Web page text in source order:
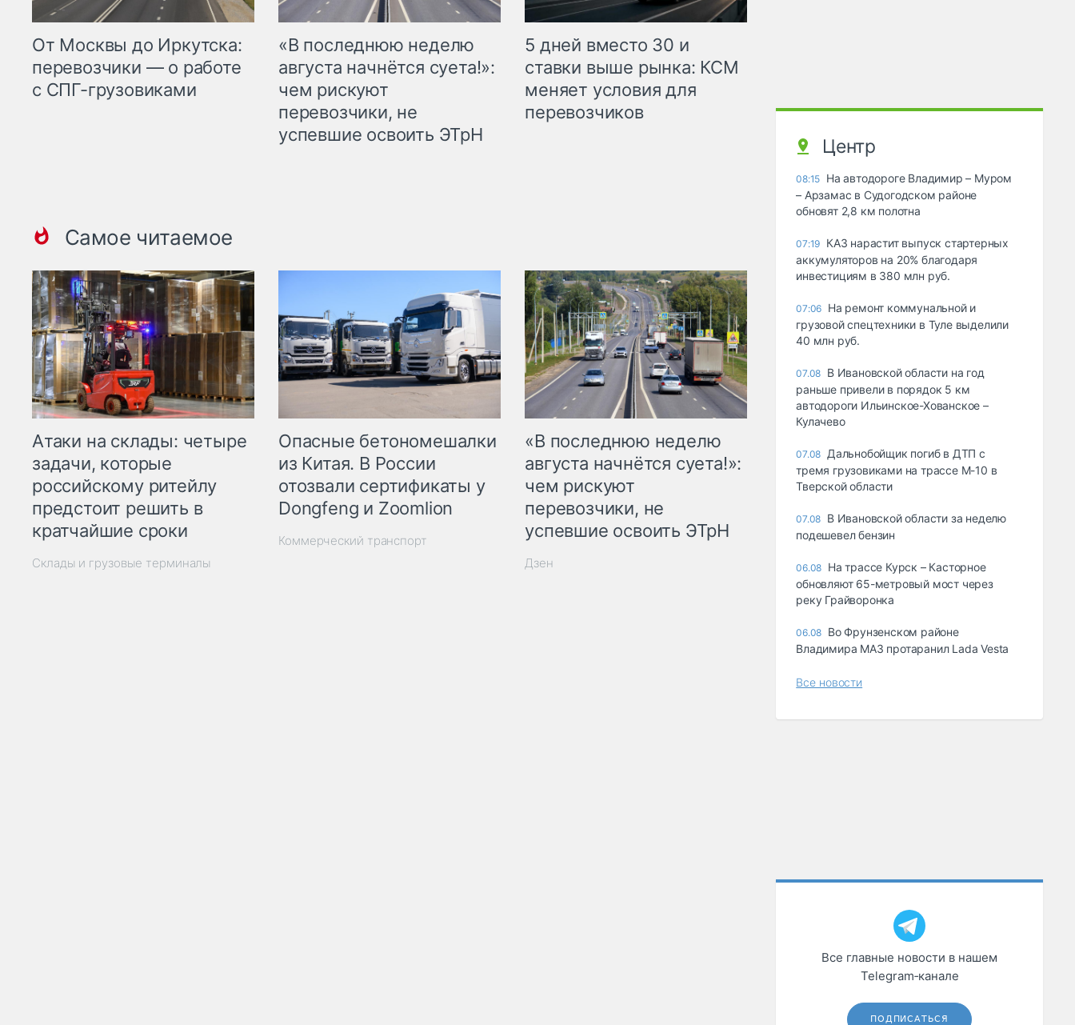
От Москвы до Иркутска:
перевозчики — о работе
с СПГ-грузовиками
«В последнюю неделю
августа начнётся суета!»:
чем рискуют
перевозчики, не
успевшие освоить ЭТрН
5 дней вместо 30 и
ставки выше рынка: КСМ
меняет условия для
перевозчиков
Самое читаемое
Атаки на склады: четыре
задачи, которые
российскому ритейлу
предстоит решить в
кратчайшие сроки
Склады и грузовые терминалы
Опасные бетономешалки
из Китая. В России
отозвали сертификаты у
Dongfeng и Zoomlion
Коммерческий транспорт
«В последнюю неделю
августа начнётся суета!»:
чем рискуют
перевозчики, не
успевшие освоить ЭТрН
Дзен
Центр
08:15 На автодороге Владимир – Муром
– Арзамас в Судогодском районе
обновят 2,8 км полотна
07:19 КАЗ нарастит выпуск стартерных
аккумуляторов на 20% благодаря
инвестициям в 380 млн руб.
07:06 На ремонт коммунальной и
грузовой спецтехники в Туле выделили
40 млн руб.
07.08 В Ивановской области на год
раньше привели в порядок 5 км
автодороги Ильинское-Хованское –
Кулачево
07.08 Дальнобойщик погиб в ДТП с
тремя грузовиками на трассе М-10 в
Тверской области
07.08 В Ивановской области за неделю
подешевел бензин
06.08 На трассе Курск – Касторное
обновляют 65-метровый мост через
реку Грайворонка
06.08 Во Фрунзенском районе
Владимира МАЗ протаранил Lada Vesta
Все новости
Все главные новости в нашем
Telegram‑канале
ПОДПИСАТЬСЯ